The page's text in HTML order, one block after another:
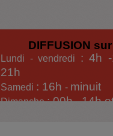
DIFFUSION
Lundi - vendredi : 4h -
21h
Samedi : 16h - minuit
Dimanche: 00h -14h